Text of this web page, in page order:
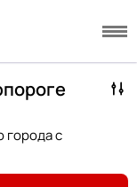
города с